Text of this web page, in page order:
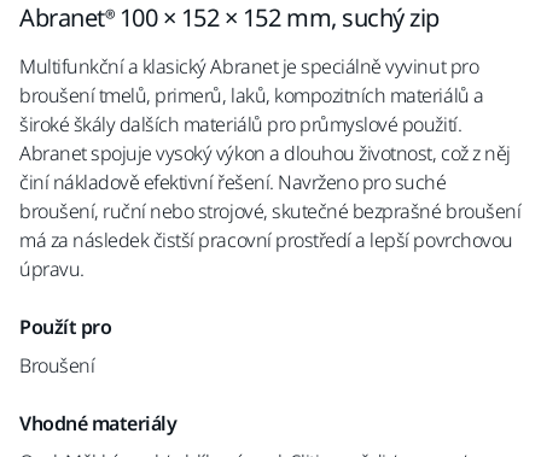
Abranet® 100 × 152 × 152 mm, suchý zip
Multifunkční a klasický Abranet je speciálně vyvinut pro
broušení tmelů, primerů, laků, kompozitních materiálů a
široké škály dalších materiálů pro průmyslové použití.
Abranet spojuje vysoký výkon a dlouhou životnost, což z něj
činí nákladově efektivní řešení. Navrženo pro suché
broušení, ruční nebo strojové, skutečné bezprašné broušení
má za následek čistší pracovní prostředí a lepší povrchovou
úpravu.
Použít pro
Broušení
Vhodné materiály